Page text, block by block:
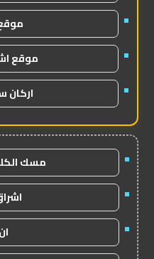
موقع
اركان
مسك